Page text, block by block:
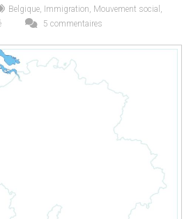
Belgique, Immigration, Mouvement social ,
5 commentaires